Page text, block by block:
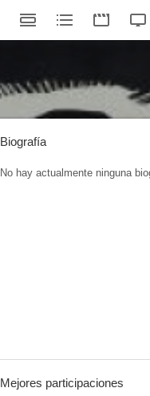
Biografía
No hay actualmente ninguna
Mejores participaciones